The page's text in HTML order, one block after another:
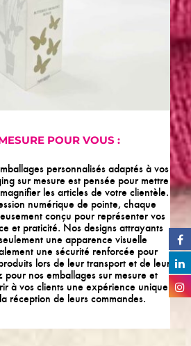
POUR VOUS :
personnalisés adaptés à vos
sur mesure est pensée pour mettre
les articles de votre clientèle.
numérique de pointe, chaque
conçu pour représenter vos
et praticité. Nos designs attrayants
une apparence visuelle
une sécurité renforcée pour
lors de leur transport et de leur
nos emballages sur mesure et
à vos clients une expérience unique
réception de leurs commandes.